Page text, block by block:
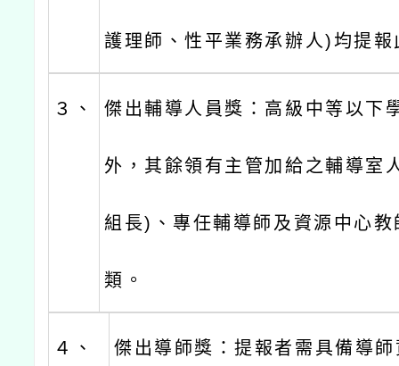
護理師、性平業務承辦人)均提報
３、 傑出輔導人員獎：高級中等以下
外，其餘領有主管加給之輔導室
組長)、專任輔導師及資源中心
類。
４、 傑出導師獎：提報者需具備導